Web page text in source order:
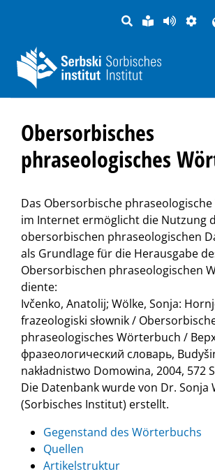
SUCHELEICHTE
SPRACHE
SEITE
Obersorbisches
phraseologisches
Das Obersorbische
im Internet ermöglicht die Nutzung
obersorbischen phraseologischen
als Grundlage für die Herausgabe
Obersorbischen phraseologischen
diente:
Ivčenko, Anatolij; Wölke, Sonja:
frazeologiski słownik /
phraseologisches Wörterbuch /
фразеологический словарь,
nakładnistwo Domowina, 2004, 572
Die Datenbank wurde von Dr. Sonja
(Sorbisches Institut) erstellt.
Gegenstand des Wörterbuchs
Quellen
Artikelstruktur